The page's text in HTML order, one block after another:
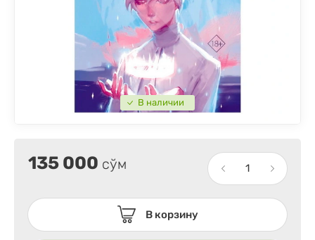
В наличии
135 000 сўм
В корзину